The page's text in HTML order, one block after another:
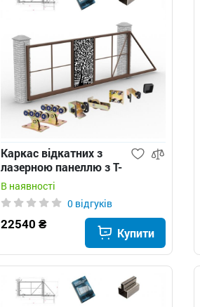
Каркас відкатних з
лазерною панеллю з Т-
профілю
В наявності
0 відгуків
22540 ₴
Купити